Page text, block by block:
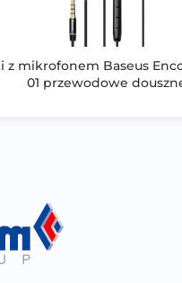
z mikrofonem Baseus
01 przewodowe